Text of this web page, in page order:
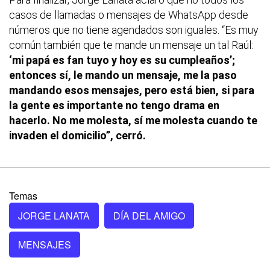
casos de llamadas o mensajes de WhatsApp desde
números que no tiene agendados son iguales. “Es muy
común también que te mande un mensaje un tal Raúl:
‘mi papá es fan tuyo y hoy es su cumpleaños’;
entonces sí, le mando un mensaje, me la paso
mandando esos mensajes, pero está bien, si para
la gente es importante no tengo drama en
hacerlo. No me molesta, sí me molesta cuando te
invaden el domicilio”, cerró.
Temas
JORGE LANATA
DÍA DEL AMIGO
MENSAJES